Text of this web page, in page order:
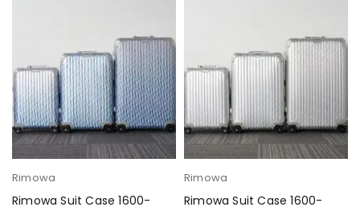
Rimowa
Rimowa Suit Case 1600-
Rimowa
Rimowa Suit Case 1600-